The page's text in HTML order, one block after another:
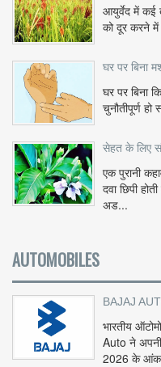
आयुर्वेद में कई
को दूर करने
घर पर बिना
घर पर बिना
चुनौतीपूर्ण
सेहत के लिए
एक पुरानी
दवा छिपी
अड...
AUTOMOBILES
BAJAJ
भारतीय
Auto ने
2026 के